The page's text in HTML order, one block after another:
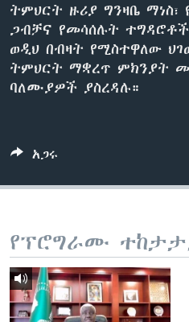
ትምህርት ዙሪያ ግንዛቤ
ጋብቻና የመሳሰሉት
ወዲህ በብዛት የሚስተዋለው
ትምህርት ማቋረጥ ምክንያት
ባለሙያዎች ያስረዳሉ።
አጋሩ
የፕሮግራሙ